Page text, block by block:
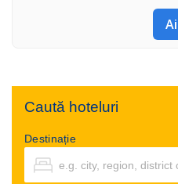
Caută hoteluri
Destinație